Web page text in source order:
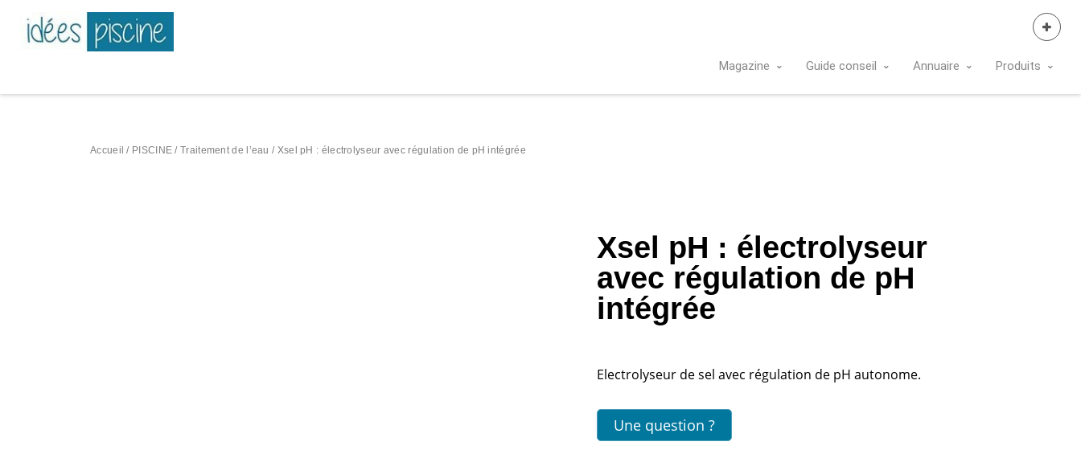
Magazine Guide conseil Annuaire Produits
Accueil / PISCINE /Traitement de l’eau / Xsel pH : électrolyseur avec régulation de pH intégrée
Xsel pH : électrolyseur
avec régulation de pH
intégrée
Electrolyseur de sel avec régulation de pH autonome.
Une question ?